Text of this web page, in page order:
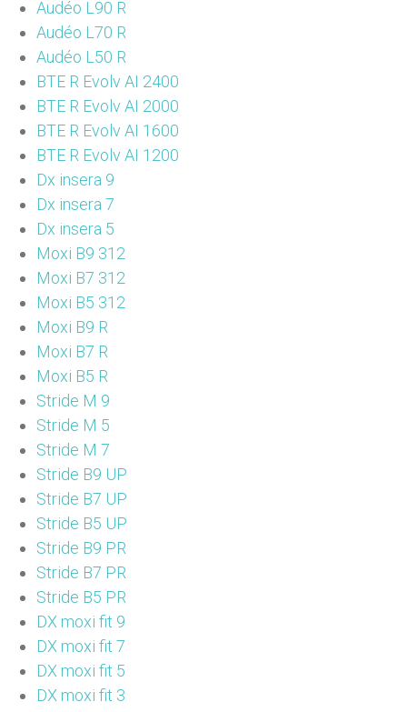
Audéo L90 R
Audéo L70 R
Audéo L50 R
BTE R Evolv AI 2400
BTE R Evolv AI 2000
BTE R Evolv AI 1600
BTE R Evolv AI 1200
Dx insera 9
Dx insera 7
Dx insera 5
Moxi B9 312
Moxi B7 312
Moxi B5 312
Moxi B9 R
Moxi B7 R
Moxi B5 R
Stride M 9
Stride M 5
Stride M 7
Stride B9 UP
Stride B7 UP
Stride B5 UP
Stride B9 PR
Stride B7 PR
Stride B5 PR
DX moxi fit 9
DX moxi fit 7
DX moxi fit 5
DX moxi fit 3